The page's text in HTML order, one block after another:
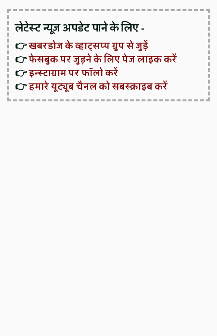
लेटेस्ट न्यूज़ अपडेट पाने के लिए -
👉खबरडोज के व्हाट्सप्प ग्रुप से जुड़ें
👉फेसबुक पर जुड़ने के लिए पेज लाइक करें
👉इन्स्टाग्राम पर फॉलो करें
👉हमारे यूट्यूब चैनल को सबस्क्राइब करें